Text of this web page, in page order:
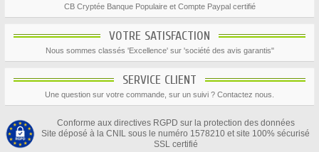
CB Cryptée Banque Populaire et Compte Paypal certifié
VOTRE SATISFACTION
Nous sommes classés 'Excellence' sur 'société des avis garantis"
SERVICE CLIENT
Une question sur votre commande, sur un suivi ? Contactez nous.
Conforme aux directives RGPD sur la protection des données
Site déposé à la CNIL sous le numéro 1578210 et site 100% sécurisé
SSL certifié